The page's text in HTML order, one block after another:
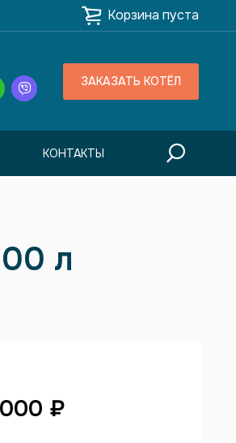
Корзина пуста
ЗАКАЗАТЬ КОТЁЛ
КОНТАКТЫ
л
₽